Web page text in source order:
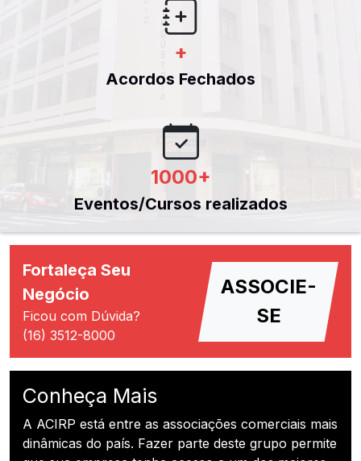
+
Acordos Fechados
1000+
Eventos/Cursos realizados
Fortaleça Seu
Negócio
Ficou com Dúvida?
(16) 3512-8000
ASSOCIE-
SE
Conheça Mais
A ACIRP está entre as associações comerciais mais
dinâmicas do país. Fazer parte deste grupo permite